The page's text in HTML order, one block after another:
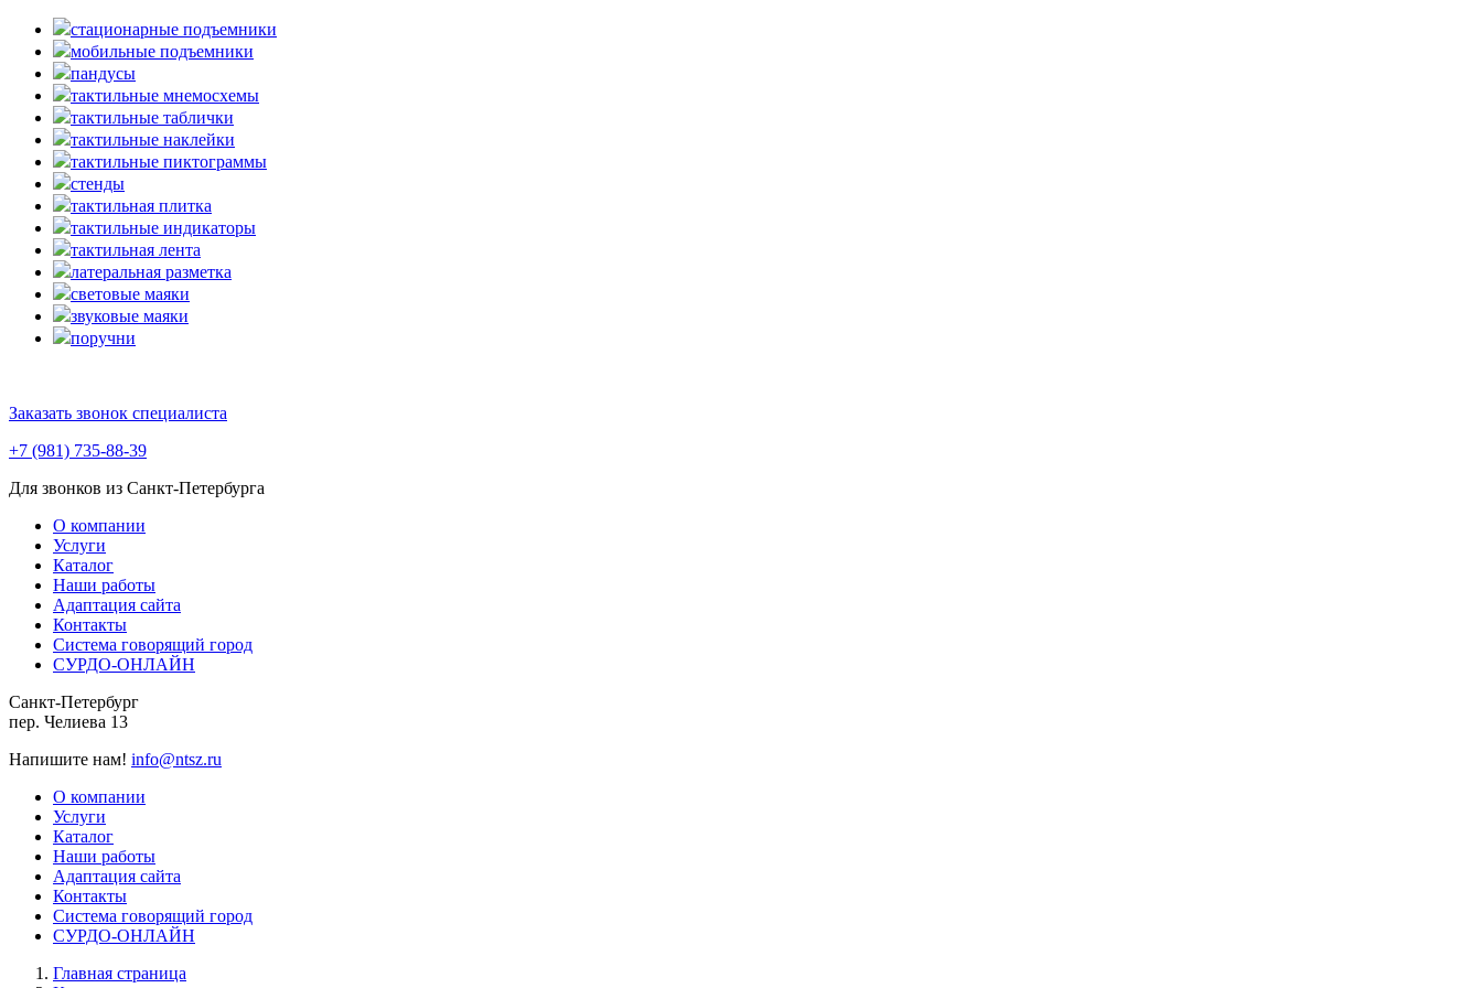
стационарные подъемники
мобильные подъемники
пандусы
тактильные мнемосхемы
тактильные таблички
тактильные наклейки
тактильные пиктограммы
стенды
тактильная плитка
тактильные индикаторы
тактильная лента
латеральная разметка
световые маяки
звуковые маяки
поручни
Заказать звонок специалиста
+7 (981) 735-88-39
Для звонков из Санкт-Петербурга
О компании
Услуги
Каталог
Наши работы
Адаптация сайта
Контакты
Система говорящий город
СУРДО-ОНЛАЙН
Санкт-Петербург
пер. Челиева 13
Напишите нам! info@ntsz.ru
О компании
Услуги
Каталог
Наши работы
Адаптация сайта
Контакты
Система говорящий город
СУРДО-ОНЛАЙН
Главная страница